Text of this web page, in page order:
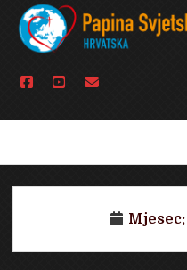
facebook
youtubeemail
Mjesec: